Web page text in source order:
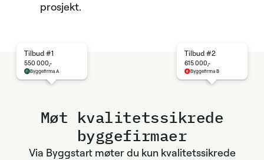
prosjekt.
Møt kvalitets­sikrede
byggefirmaer
Via Byggstart møter du kun kvalitetssikrede
Tilbud #1
550 000,-
Byggefirma A
Tilbud #2
615 000,-
Byggefirma B